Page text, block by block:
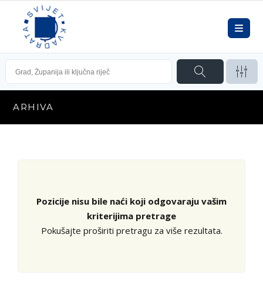
ARHIVA
Pozicije nisu bile naći koji odgovaraju vašim
kriterijima pretrage
Pokušajte proširiti pretragu za više rezultata.